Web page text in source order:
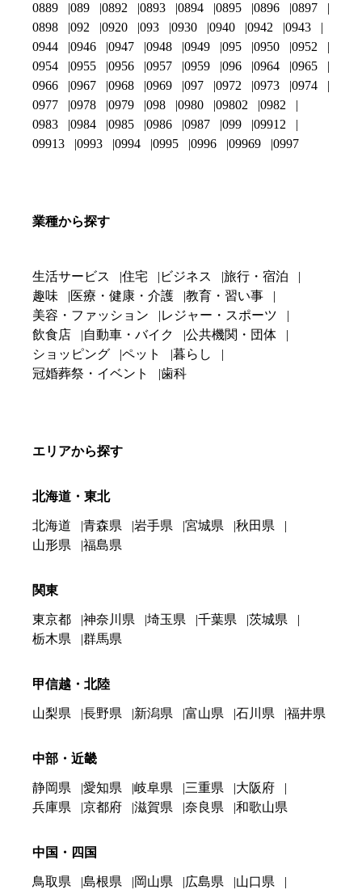
0889
089 0892 0893 0894 0895 0896
0897
0898
092 0920 093 0930 0940 0942
0943
0944
0946 0947 0948 0949 095 0950
0952
0954
0955 0956 0957 0959 096 0964
0965
0966
0967 0968 0969 097 0972 0973
0974
0977
0978 0979 098 0980 09802
0982
0983
0984 0985 0986 0987 099
09912
09913
0993 0994 0995 0996 09969 0997
業種から探す
生活サービス 住宅 ビジネス
旅行・宿泊
趣味
医療・健康・介護
教育・習い事
美容・ファッション
レジャー・スポーツ
飲食店
自動車・バイク
公共機関・団体
ショッピング
ペット
暮らし
冠婚葬祭・イベント
歯科
エリアから探す
北海道・東北
北海道 青森県 岩手県 宮城県
秋田県
山形県
福島県
関東
東京都 神奈川県 埼玉県 千葉県
茨城県
栃木県
群馬県
甲信越・北陸
山梨県 長野県 新潟県 富山県 石川県 福井県
中部・近畿
静岡県 愛知県 岐阜県 三重県
大阪府
兵庫県
京都府 滋賀県 奈良県 和歌山県
中国・四国
鳥取県 島根県 岡山県 広島県
山口県